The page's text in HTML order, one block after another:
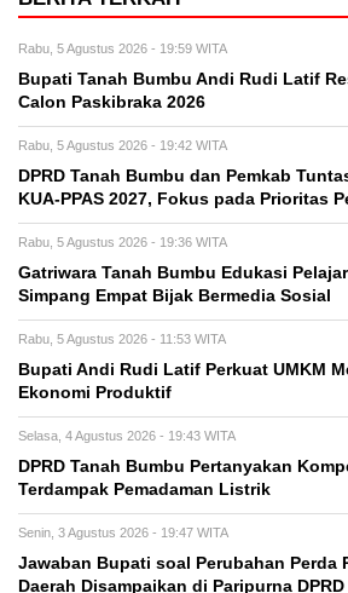
Rabu, 5 Agustus 2026 - 19:59 WITA
Bupati Tanah Bumbu Andi Rudi Latif
Calon Paskibraka 2026
Rabu, 5 Agustus 2026 - 19:42 WITA
DPRD Tanah Bumbu dan Pemkab
KUA-PPAS 2027, Fokus pada Prioritas
Rabu, 5 Agustus 2026 - 19:36 WITA
Gatriwara Tanah Bumbu Edukasi
Simpang Empat Bijak Bermedia Sosial
Rabu, 5 Agustus 2026 - 11:53 WITA
Bupati Andi Rudi Latif Perkuat UMKM
Ekonomi Produktif
Selasa, 4 Agustus 2026 - 19:43 WITA
DPRD Tanah Bumbu Pertanyakan
Terdampak Pemadaman Listrik
Senin, 3 Agustus 2026 - 19:47 WITA
Jawaban Bupati soal Perubahan Perda
Daerah Disampaikan di Paripurna